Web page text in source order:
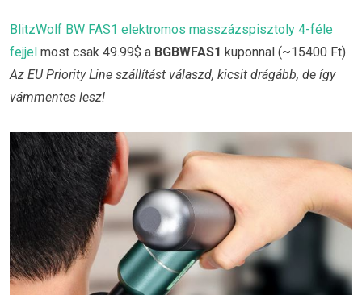
BlitzWolf BW FAS1 elektromos masszázspisztoly 4-féle
fejjel most csak 49.99$ a BGBWFAS1 kuponnal (~15400 Ft).
Az EU Priority Line szállítást válaszd, kicsit drágább, de így
vámmentes lesz!